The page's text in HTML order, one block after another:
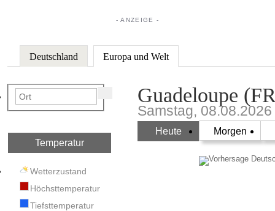
Deutschland Europa und Welt
Temperatur
Wetterzustand
Höchsttemperatur
Tiefsttemperatur
Guadeloupe
Samstag, 08.08.2026
Heute Morgen